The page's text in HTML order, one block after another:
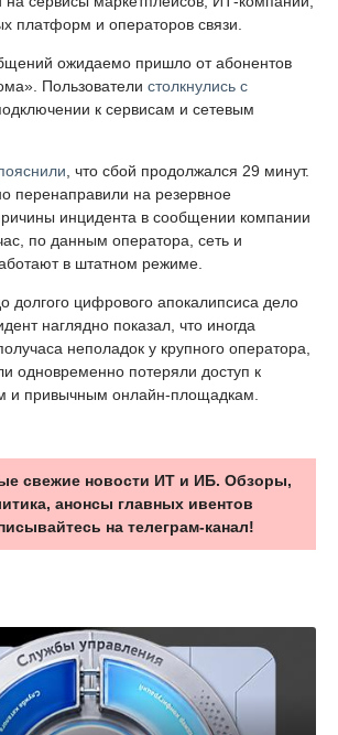
платформ и операторов связи.
ожидаемо пришло от абонентов
Пользователи столкнулись с
к сервисам и сетевым
, что сбой продолжался 29 минут.
перенаправили на резервное
инцидента в сообщении компании
по данным оператора, сеть и
в штатном режиме.
долгого цифрового апокалипсиса дело
наглядно показал, что иногда
неполадок у крупного оператора,
одновременно потеряли доступ к
и привычным онлайн-площадкам.
свежие новости ИТ и ИБ. Обзоры,
анонсы главных ивентов
на телеграм-канал!